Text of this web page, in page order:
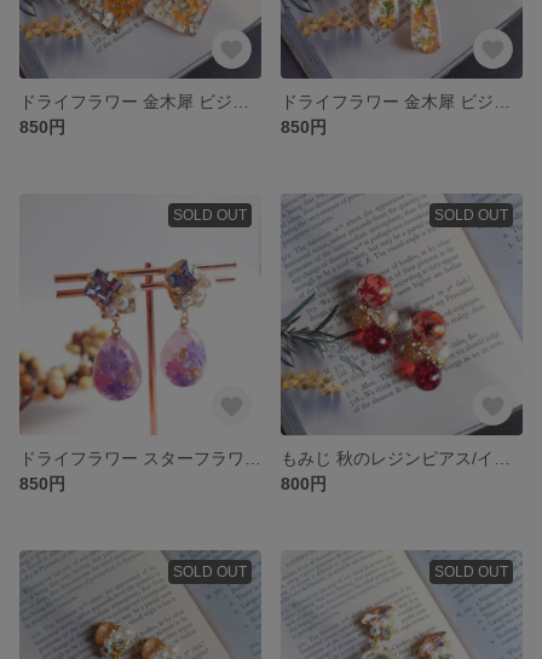
850円
850円
SOLD OUT
850円
SOLD OUT
800円
SOLD OUT SOLD OUT